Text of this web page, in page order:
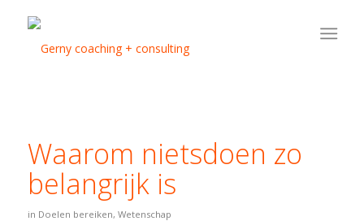
Waarom nietsdoen zo
belangrijk is
in Doelen bereiken, Wetenschap